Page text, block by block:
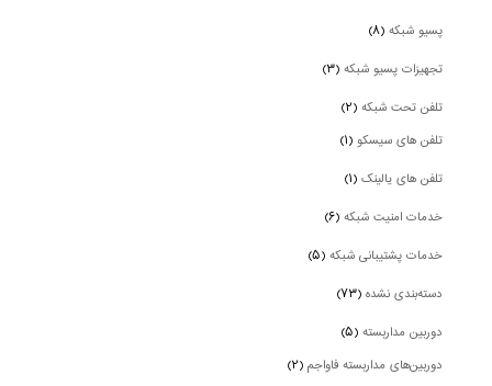
پسیو شبکه(۸)
تجهیزات پسیو شبکه(۳)
تلفن تحت شبکه(۲)
تلفن های سیسکو(۱)
تلفن های یالینک(۱)
خدمات امنیت شبکه(۶)
خدمات پشتیبانی شبکه(۵)
دسته‌بندی نشده(۷۳)
دوربین‌ مداربسته(۵)
دوربین‌های مداربسته فاواجم(۲)